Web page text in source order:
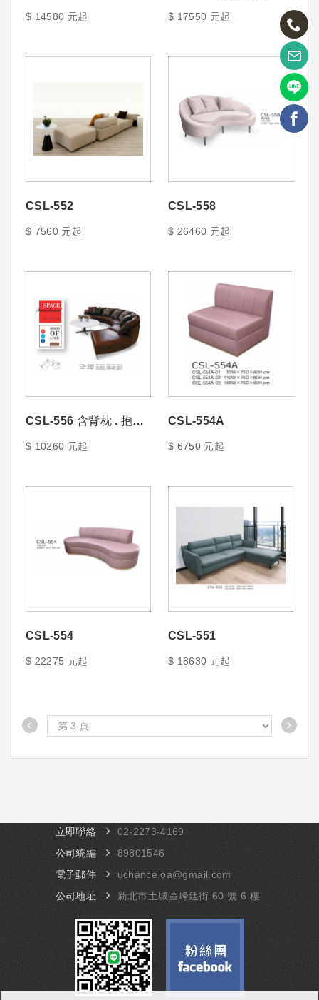
$ 14580 元起 $ 17550 元起
CSL-552
$ 7560 元起
CSL-558
$ 26460 元起
CSL-556 含背枕 . 抱枕
選配
$ 10260 元起
CSL-554A
$ 6750 元起
CSL-554
$ 22275 元起
CSL-551
$ 18630 元起
立即聯絡
​02-​2273-4169
公司統編
89801546
電子郵件
uchance.oa@gmail.com
公司地址
​新北市土城區峰廷街 60 號 6 樓